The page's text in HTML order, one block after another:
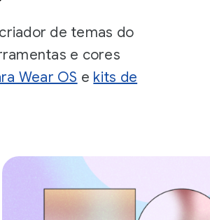
de temas do
e cores
Wear OS e kits de